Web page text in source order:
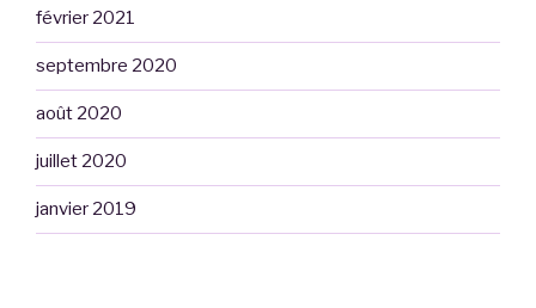
février 2021
septembre 2020
août 2020
juillet 2020
janvier 2019